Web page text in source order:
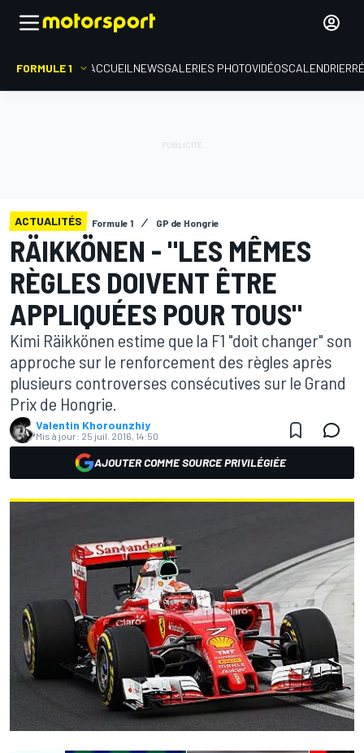
FORMULE 1 ACCUEIL NEWSGALERIES PHOTOVIDÉOSCALENDRIER
ACTUALITÉS Formule 1 GP de Hongrie
RÄIKKÖNEN - "LES MÊMES
RÈGLES DOIVENT ÊTRE
APPLIQUÉES POUR TOUS"
Kimi Räikkönen estime que la F1 "doit changer" son
approche sur le renforcement des règles après
plusieurs controverses consécutives sur le Grand
Prix de Hongrie.
Valentin Khorounzhiy
Mis à jour: 25 juil. 2016, 14:50
AJOUTER COMME SOURCE PRIVILÉGIÉE